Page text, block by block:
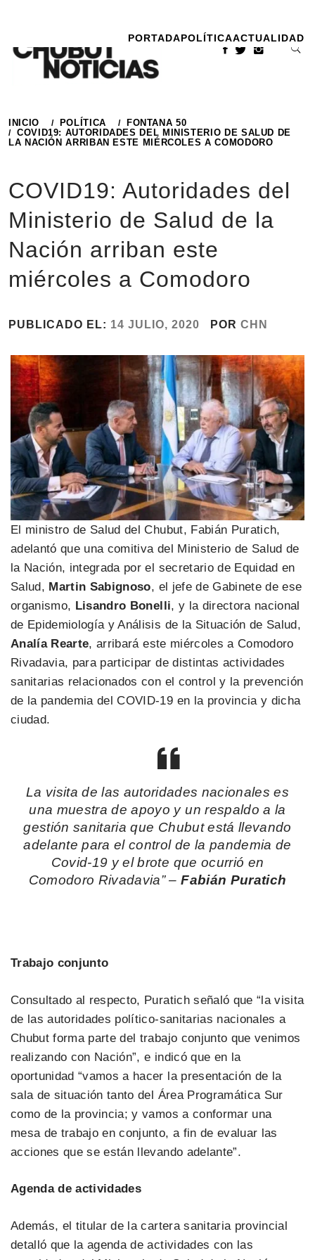
contenido
PORTADAPOLÍTICAACTUALIDAD
INICIO POLÍTICA
FONTANA 50
COVID19: AUTORIDADES DEL MINISTERIO DE SALUD DE
LA NACIÓN ARRIBAN ESTE MIÉRCOLES A COMODORO
COVID19: Autoridades del
Ministerio de Salud de la
Nación arriban este
miércoles a Comodoro
PUBLICADO EL: 14 JULIO, 2020 POR CHN
El ministro de Salud del Chubut, Fabián Puratich,
adelantó que una comitiva del Ministerio de Salud de
la Nación, integrada por el secretario de Equidad en
Salud, Martin Sabignoso, el jefe de Gabinete de ese
organismo, Lisandro Bonelli, y la directora nacional
de Epidemiología y Análisis de la Situación de Salud,
Analía Rearte, arribará este miércoles a Comodoro
Rivadavia, para participar de distintas actividades
sanitarias relacionados con el control y la prevención
de la pandemia del COVID-19 en la provincia y dicha
ciudad.
La visita de las autoridades nacionales es
una muestra de apoyo y un respaldo a la
gestión sanitaria que Chubut está llevando
adelante para el control de la pandemia de
Covid-19 y el brote que ocurrió en
Comodoro Rivadavia”–Fabián Puratich
Trabajo conjunto
Consultado al respecto, Puratich señaló que “la visita
de las autoridades político-sanitarias nacionales a
Chubut forma parte del trabajo conjunto que venimos
realizando con Nación”, e indicó que en la
oportunidad “vamos a hacer la presentación de la
sala de situación tanto del Área Programática Sur
como de la provincia; y vamos a conformar una
mesa de trabajo en conjunto, a fin de evaluar las
acciones que se están llevando adelante”.
Agenda de actividades
Además, el titular de la cartera sanitaria provincial
detalló que la agenda de actividades con las